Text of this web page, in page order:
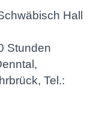
Hall
Stunden
Tel.: